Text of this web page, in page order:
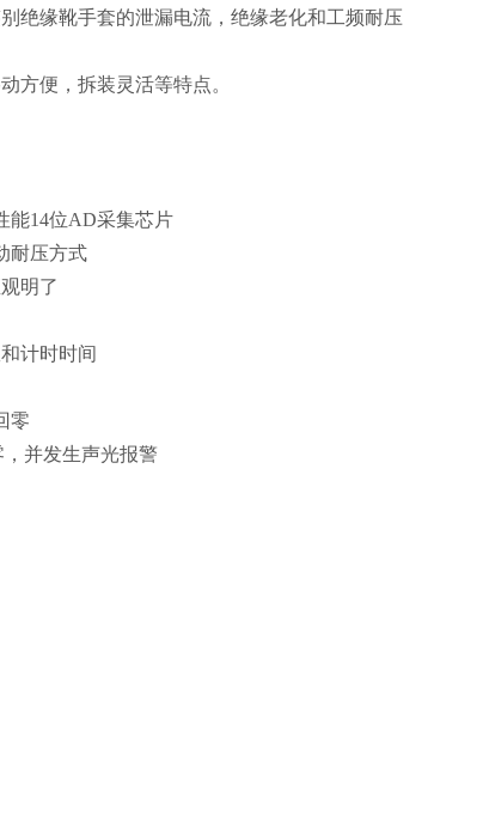
绝缘靴手套的泄漏电流，绝缘老化和工频耐压
方便，拆装灵活等特点。
能14位AD采集芯片
耐压方式
明了
计时时间
零
并发生声光报警